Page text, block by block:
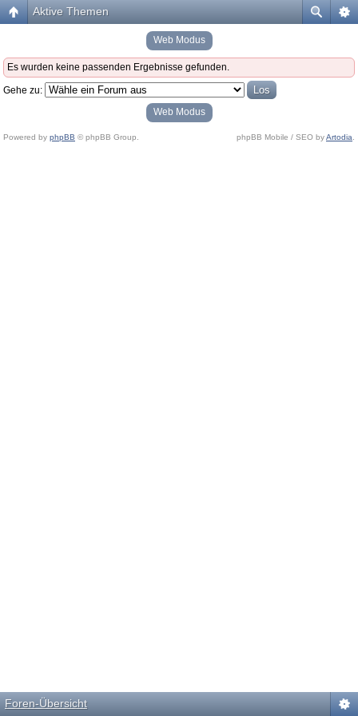
Aktive Themen
Web Modus
Es wurden keine passenden Ergebnisse gefunden.
Gehe zu:
Web Modus
Powered by phpBB © phpBB Group. phpBB Mobile / SEO byArtodia
Foren-Übersicht